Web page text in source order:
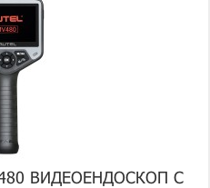
ВИДЕОЕНДОСКОП С